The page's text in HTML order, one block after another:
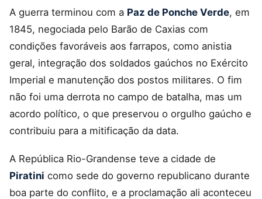
A guerra terminou com a Paz de Ponche Verde, em
1845, negociada pelo Barão de Caxias com
condições favoráveis aos farrapos, como anistia
geral, integração dos soldados gaúchos no Exército
Imperial e manutenção dos postos militares. O fim
não foi uma derrota no campo de batalha, mas um
acordo político, o que preservou o orgulho gaúcho e
contribuiu para a mitificação da data.
A República Rio-Grandense teve a cidade de
Piratini como sede do governo republicano durante
boa parte do conflito, e a proclamação ali aconteceu